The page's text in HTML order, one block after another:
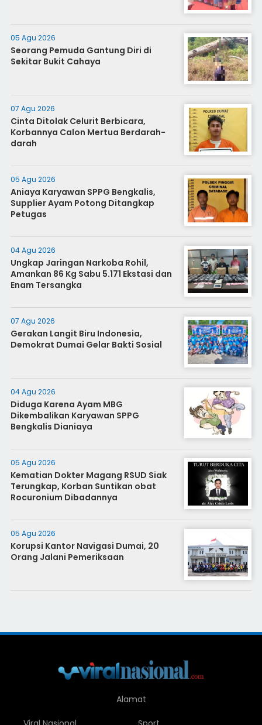
05 Agu 2026
Seorang Pemuda Gantung Diri di
Sekitar Bukit Cahaya
07 Agu 2026
Cinta Ditolak Celurit Berbicara,
Korbannya Calon Mertua Berdarah-
darah
05 Agu 2026
Aniaya Karyawan SPPG Bengkalis,
Supplier Ayam Potong Ditangkap
Petugas
04 Agu 2026
Ungkap Jaringan Narkoba Rohil,
Amankan 86 Kg Sabu 5.171 Ekstasi dan
Enam Tersangka
07 Agu 2026
Gerakan Langit Biru Indonesia,
Demokrat Dumai Gelar Bakti Sosial
04 Agu 2026
Diduga Karena Ayam MBG
Dikembalikan Karyawan SPPG
Bengkalis Dianiaya
05 Agu 2026
Kematian Dokter Magang RSUD Siak
Terungkap, Korban Suntikan obat
Rocuronium Dibadannya
05 Agu 2026
Korupsi Kantor Navigasi Dumai, 20
Orang Jalani Pemeriksaan
Alamat